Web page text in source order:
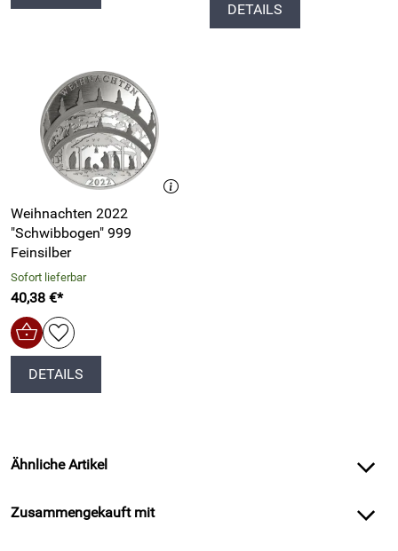
DETAILS
Weihnachten 2022
"Schwibbogen" 999
Feinsilber
Sofort lieferbar
40,38 €*
DETAILS
Ähnliche Artikel
Zusammengekauft mit